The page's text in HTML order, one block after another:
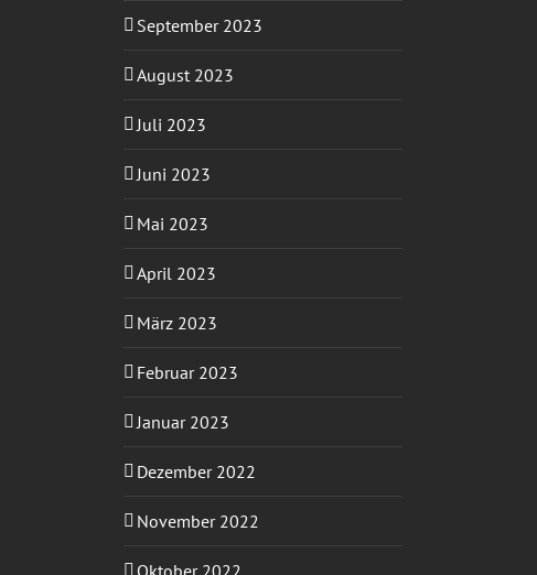
September 2023
August 2023
Juli 2023
Juni 2023
Mai 2023
April 2023
März 2023
Februar 2023
Januar 2023
Dezember 2022
November 2022